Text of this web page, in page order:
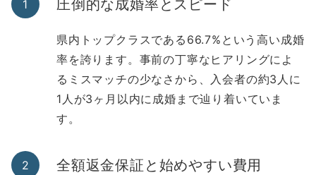
圧倒的な成婚率とスピード
県内トップクラスである66.7%という高い成婚
率を誇ります。事前の丁寧なヒアリングによ
るミスマッチの少なさから、入会者の約3人に
1人が3ヶ月以内に成婚まで辿り着いていま
す。
全額返金保証と始めやすい費用